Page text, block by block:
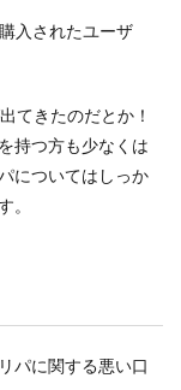
入されたユーザ
てきたのだとか！
持つ方も少なくは
についてはしっか
。
パに関する悪い口